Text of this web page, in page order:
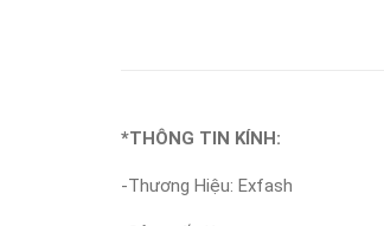
*THÔNG TIN KÍNH:
-Thương Hiệu: Exfash